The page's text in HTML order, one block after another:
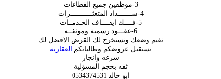
3-موظفين جميع القطاعات
4-ســـــــداد المتعثـــــــــــرات
5-فــــك ايقــــاف الخـدمــات
6-عقـــود رسمية وموثقــه
نقيم وضعك ونستخرج لك القرض الافضل لك
نستقبل عروضكم وطالباتكم العقارية
سرعه وانجاز
ثقه بحجم المسؤلية
ابو خالد 0534374531